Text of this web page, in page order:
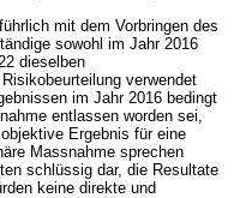
mit dem Vorbringen des
sowohl im Jahr 2016
dieselben
verwendet
im Jahr 2016 bedingt
entlassen worden sei,
Ergebnis für eine
Massnahme sprechen
schlüssig dar, die Resultate
keine direkte und